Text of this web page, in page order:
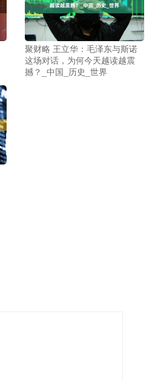
聚财略 王立华：毛泽东与斯诺
这场对话，为何今天越读越震
撼？_中国_历史_世界